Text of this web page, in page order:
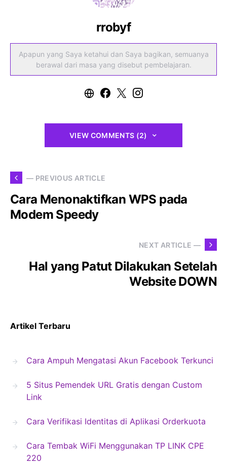
rrobyf
Apapun yang Saya ketahui dan Saya bagikan, semuanya
berawal dari masa yang disebut pembelajaran.
VIEW COMMENTS (2)
— PREVIOUS ARTICLE
Cara Menonaktifkan WPS pada
Modem Speedy
NEXT ARTICLE —
Hal yang Patut Dilakukan Setelah
Website DOWN
Artikel Terbaru
Cara Ampuh Mengatasi Akun Facebook Terkunci
5 Situs Pemendek URL Gratis dengan Custom
Link
Cara Verifikasi Identitas di Aplikasi Orderkuota
Cara Tembak WiFi Menggunakan TP LINK CPE
220